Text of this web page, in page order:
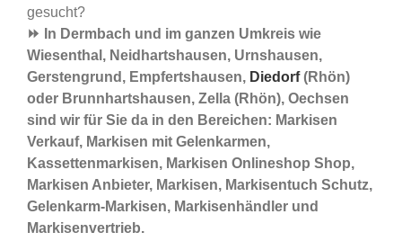
gesucht?
⏩ In Dermbach und im ganzen Umkreis wie
Wiesenthal, Neidhartshausen, Urnshausen,
Gerstengrund, Empfertshausen, Diedorf(Rhön)
oder Brunnhartshausen, Zella (Rhön), Oechsen
sind wir für Sie da in den Bereichen: Markisen
Verkauf, Markisen mit Gelenkarmen,
Kassettenmarkisen, Markisen Onlineshop Shop,
Markisen Anbieter, Markisen, Markisentuch Schutz,
Gelenkarm-Markisen, Markisenhändler und
Markisenvertrieb.